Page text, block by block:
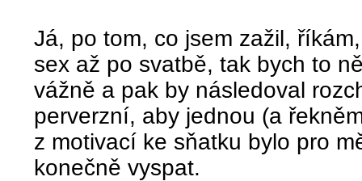
Já, po tom, co jsem zažil,
sex až po svatbě, tak bych to
vážně a pak by následoval
perverzní, aby jednou (a
z motivací ke sňatku bylo pro
konečně vyspat.